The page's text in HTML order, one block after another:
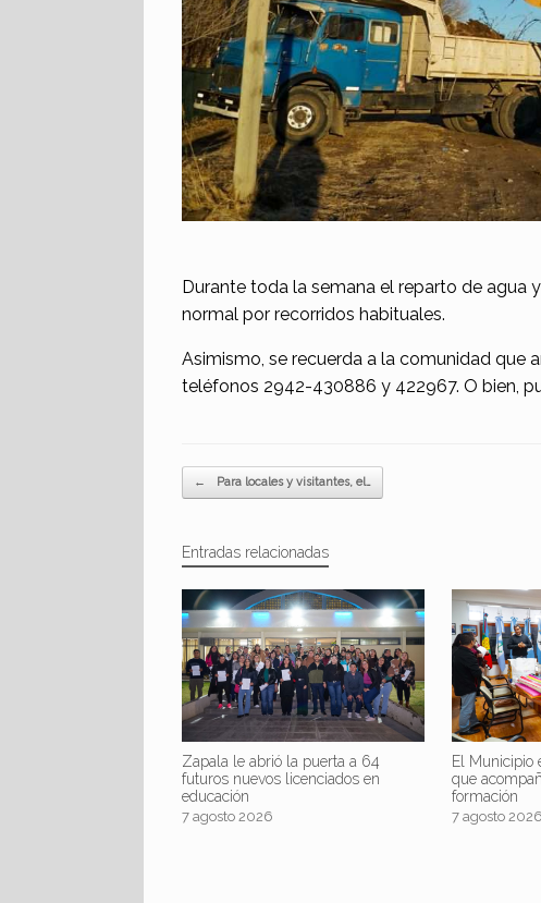
Durante toda la semana el reparto de agua
normal por recorridos habituales.
Asimismo, se recuerda a la comunidad que
teléfonos 2942-430886 y 422967. O bien,
Navegador de artículos
← Para locales y visitantes, el…
Entradas relacionadas
Zapala le abrió la puerta a 64
futuros nuevos licenciados en
educación
7 agosto 2026
El Municipio
que
formación
7 agosto 2026